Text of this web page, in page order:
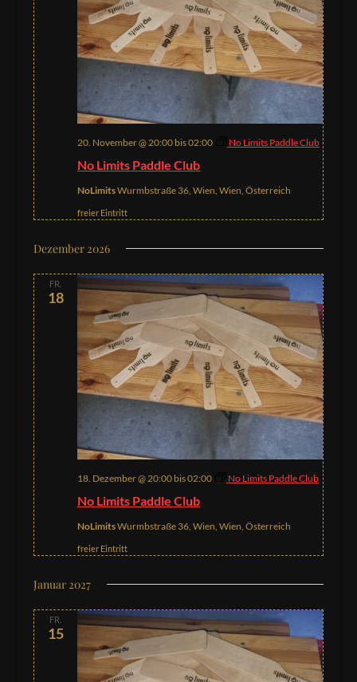
No Limits Paddle Club
20. November @ 20:00bis02:00 No Limits Paddle Club
NoLimitsWurmbstraße 36, Wien, Wien, Österreich
freier Eintritt
Dezember 2026
FR.
18
No Limits Paddle Club
18. Dezember @ 20:00bis02:00 No Limits Paddle Club
NoLimitsWurmbstraße 36, Wien, Wien, Österreich
freier Eintritt
Januar 2027
FR.
15